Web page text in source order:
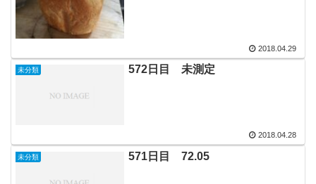
2018.04.29
未分類 572日目 未測定
2018.04.28
未分類 571日目 72.05